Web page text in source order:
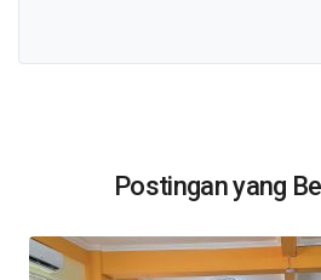
Postingan yang